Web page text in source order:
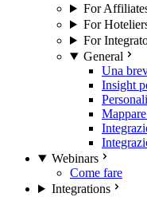
For
For
For
General
Una
Insight
Webinars
Come fare
Integrations